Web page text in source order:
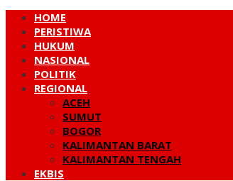
HOME
PERISTIWA
HUKUM
NASIONAL
POLITIK
REGIONAL
ACEH
SUMUT
BOGOR
KALIMANTAN BARAT
KALIMANTAN TENGAH
EKBIS